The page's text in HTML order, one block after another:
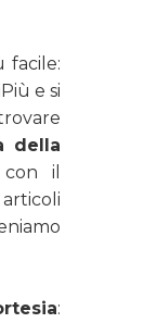
facile:
e si
della
il
: